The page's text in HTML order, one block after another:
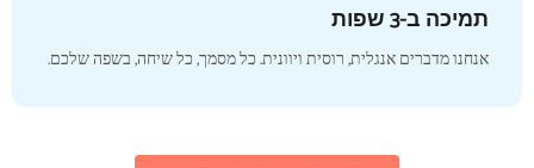
תמיכה ב-3 שפות
אנחנו מדברים אנגלית, רוסית ויוונית. כל מסמך, כל שיחה, בשפה שלכם.